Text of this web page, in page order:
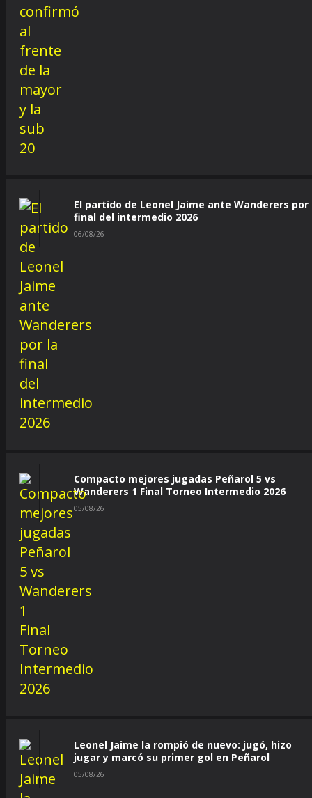
El partido de Leonel Jaime ante Wanderers por
final del intermedio 2026
06/08/26
Compacto mejores jugadas Peñarol 5 vs
Wanderers 1 Final Torneo Intermedio 2026
05/08/26
Leonel Jaime la rompió de nuevo: jugó, hizo
jugar y marcó su primer gol en Peñarol
05/08/26